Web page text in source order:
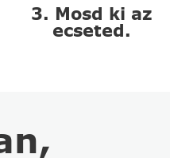
3. Mosd ki az
ecseted.